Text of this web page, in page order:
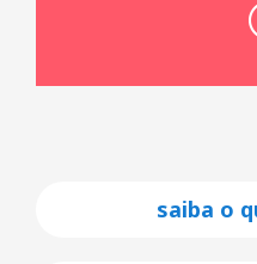
saiba o